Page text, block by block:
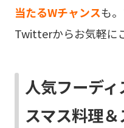
当たるWチャンスも
Twitterからお気軽に
人気フーデ
スマス料理